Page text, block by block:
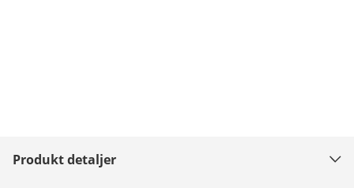
Produkt detaljer